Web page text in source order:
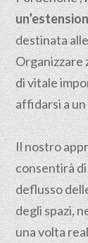
destinata
Organizzare
di vitale
affidarsi a
Il nostro
consentirà
deflusso
degli spazi,
una volta